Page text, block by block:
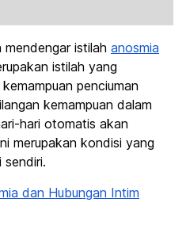
istilah anosmia
istilah yang
penciuman
kemampuan dalam
hari otomatis akan
merupakan kondisi yang
dan Hubungan Intim